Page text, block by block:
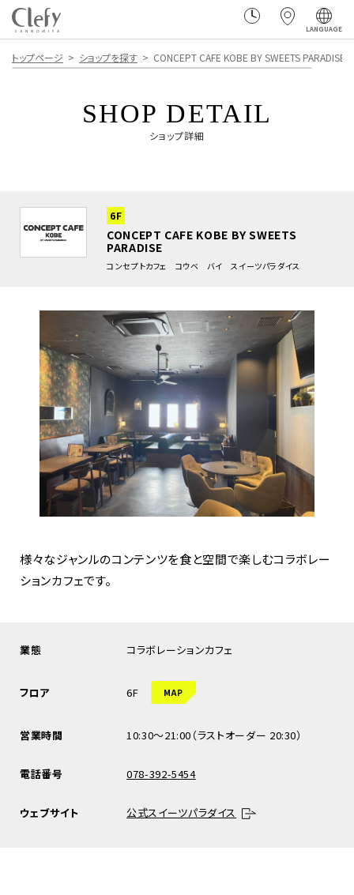
LANGUAGE
トップページ ショップを探す CONCEPT CAFE KOBE BY SWEETS PARADISE
SHOP DETAIL
ショップ詳細
6F
CONCEPT CAFE KOBE BY SWEETS
PARADISE
コンセプトカフェ コウベ バイ スイーツパラダイス
様々なジャンルのコンテンツを食と空間で楽しむコラボレー
ションカフェです。
業態 コラボレーションカフェ
フロア 6F MAP
営業時間 10:30～21:00（ラストオーダー 20:30）
電話番号 078-392-5454
ウェブサイト 公式スイーツパラダイス